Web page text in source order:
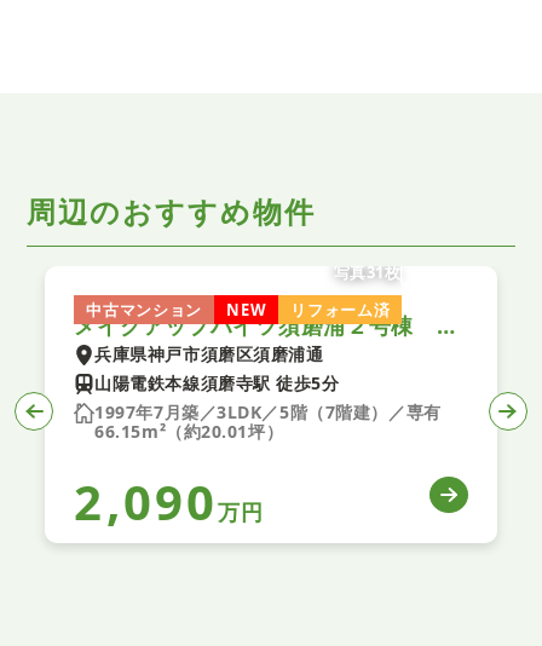
周辺のおすすめ物件
中古マンション NEW リフォーム済
写真31枚
メイクアップハイツ須磨浦２号棟 中古マンション
兵庫県神戸市須磨区須磨浦通
山陽電鉄本線須磨寺駅 徒歩5分
1997年7月築／3LDK／5階（7階建）／専有
66.15m²（約20.01坪）
2,090万円